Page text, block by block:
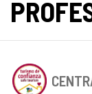
León